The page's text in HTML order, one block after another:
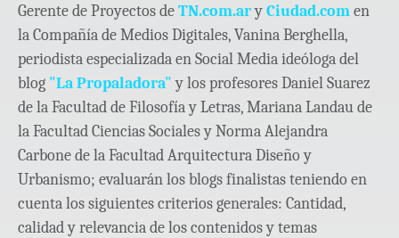
Gerente de Proyectos deTN.com.aryCiudad.comen
la Compañía de Medios Digitales, Vanina Berghella,
periodista especializada en Social Media ideóloga del
blog "La Propaladora"y los profesores Daniel Suarez
de la Facultad de Filosofía y Letras, Mariana Landau de
la Facultad Ciencias Sociales y Norma Alejandra
Carbone de la Facultad Arquitectura Diseño y
Urbanismo; evaluarán los blogs finalistas teniendo en
cuenta los siguientes criterios generales: Cantidad,
calidad y relevancia de los contenidos y temas